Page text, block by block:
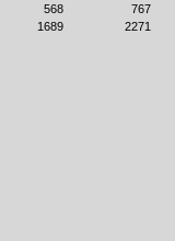
568
767
1689 2271